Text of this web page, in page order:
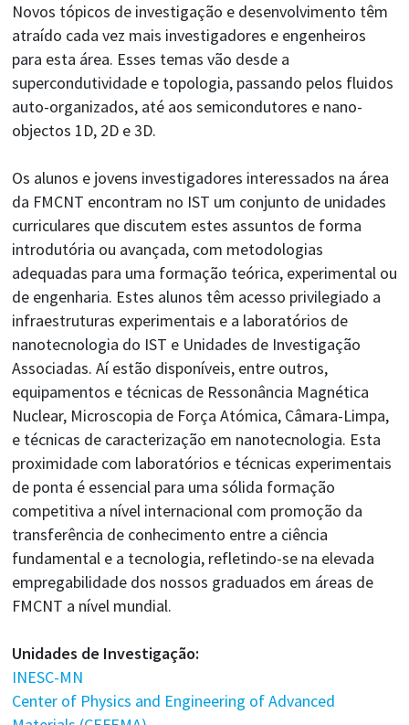
Novos tópicos de investigação e desenvolvimento têm
atraído cada vez mais investigadores e engenheiros
para esta área. Esses temas vão desde a
supercondutividade e topologia, passando pelos fluidos
auto-organizados, até aos semicondutores e nano-
objectos 1D, 2D e 3D.
Os alunos e jovens investigadores interessados na área
da FMCNT encontram no IST um conjunto de unidades
curriculares que discutem estes assuntos de forma
introdutória ou avançada, com metodologias
adequadas para uma formação teórica, experimental ou
de engenharia. Estes alunos têm acesso privilegiado a
infraestruturas experimentais e a laboratórios de
nanotecnologia do IST e Unidades de Investigação
Associadas. Aí estão disponíveis, entre outros,
equipamentos e técnicas de Ressonância Magnética
Nuclear, Microscopia de Força Atómica, Câmara-Limpa,
e técnicas de caracterização em nanotecnologia. Esta
proximidade com laboratórios e técnicas experimentais
de ponta é essencial para uma sólida formação
competitiva a nível internacional com promoção da
transferência de conhecimento entre a ciência
fundamental e a tecnologia, refletindo-se na elevada
empregabilidade dos nossos graduados em áreas de
FMCNT a nível mundial.
Unidades de Investigação:
INESC-MN
Center of Physics and Engineering of Advanced